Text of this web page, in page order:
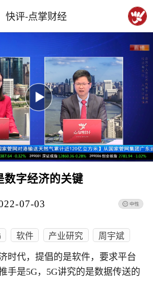
快评-点掌财经
数字经济的关键
07-03
软件 产业研究 周宇斌
时代，提倡的是软件，要求平台
手是5G，5G讲究的是数据传送的